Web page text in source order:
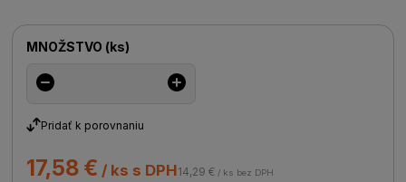
MNOŽSTVO (ks)
Pridať k porovnaniu
17,58 € / ks s DPH14,29 € / ks bez DPH